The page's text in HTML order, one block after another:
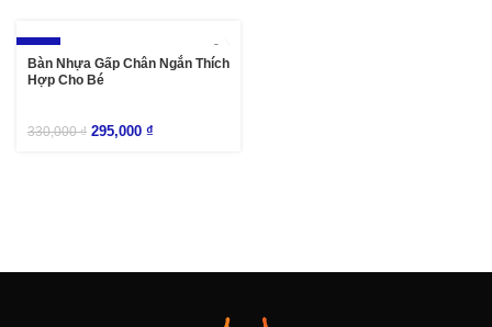
-11%
Bàn Nhựa Gấp Chân Ngắn Thích
Hợp Cho Bé
330,000₫ 295,000 ₫